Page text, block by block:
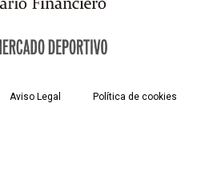
Aviso Legal Política de cookies